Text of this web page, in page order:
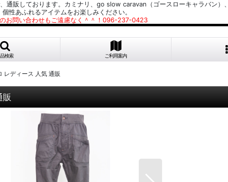
販しております。カミナリ、go slow caravan（ゴースローキャラバン）
個性あふれるアイテムをお楽しみください。
お問い合わせもご遠慮なく＾＾！096-237-0423
検索 ご利用案内
レディース 人気 通販
販